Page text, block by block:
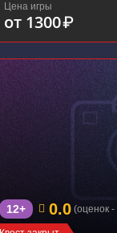
Цена игры
от 1300₽
12+ 0.0 (оценок -